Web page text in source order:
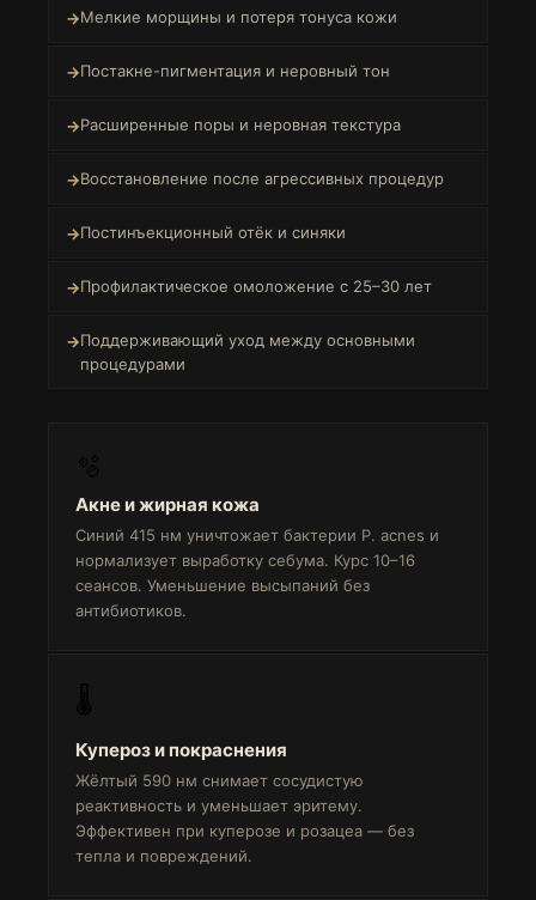
Мелкие морщины и потеря тонуса кожи
Постакне-пигментация и неровный тон
Расширенные поры и неровная текстура
Восстановление после агрессивных процедур
Постинъекционный отёк и синяки
Профилактическое омоложение с 25–30 лет
Поддерживающий уход между основными
процедурами
Акне и жирная кожа
Синий 415 нм уничтожает бактерии P. acnes и
нормализует выработку себума. Курс 10–16
сеансов. Уменьшение высыпаний без
антибиотиков.
Купероз и покраснения
Жёлтый 590 нм снимает сосудистую
реактивность и уменьшает эритему.
Эффективен при куперозе и розацеа — без
тепла и повреждений.